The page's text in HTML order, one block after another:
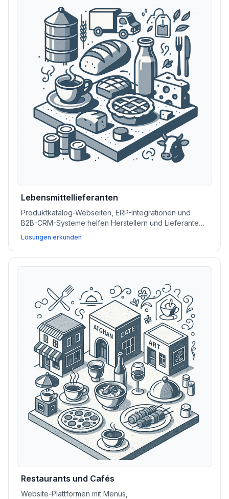
Lebensmittellieferanten
Produktkatalog-Webseiten, ERP-Integrationen und
B2B-CRM-Systeme helfen Herstellern und Lieferanten
von Lebensmitteln, Inventar zu verwalten, Angebote zu
bearbeiten und Märkte effizienter zu erreichen.
Lösungen erkunden
Restaurants und Cafés
Website-Plattformen mit Menüs,